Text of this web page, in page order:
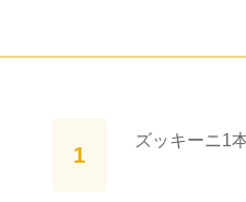
ズッキーニ1